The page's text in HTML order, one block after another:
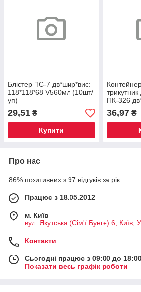
Блістер ПС-7 дв*шир*вис:
118*118*68 V560мл (10шт/
уп)
29,51 ₴
Купити
трикутник
ПК-326
(500шт/
36,97₴
Про нас
86% позитивних з 97 відгуків за рік
Працює з 18.05.2012
м. Київ
вул. Якутська (Сім'ї Бунге) 6, Київ,
Контакти
Сьогодні працює з 09:00 до 18:00
Показати весь графік роботи